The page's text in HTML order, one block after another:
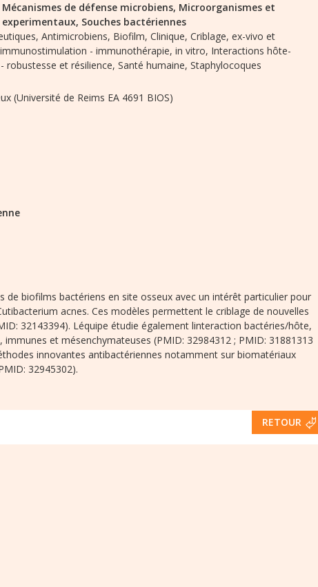
Mécanismes de défense microbiens, Microorganismes et
experimentaux, Souches bactériennes
Antimicrobiens, Biofilm, Clinique, Criblage, ex-vivo et
- immunothérapie, in vitro, Interactions hôte-
robustesse et résilience, Santé humaine, Staphylocoques
(Université de Reims EA 4691 BIOS)
de biofilms bactériens en site osseux avec un intérêt particulier pour
acnes. Ces modèles permettent le criblage de nouvelles
32143394). Léquipe étudie également linteraction bactéries/hôte,
et mésenchymateuses (PMID: 32984312 ; PMID: 31881313
innovantes antibactériennes notamment sur biomatériaux
32945302).
RETOUR